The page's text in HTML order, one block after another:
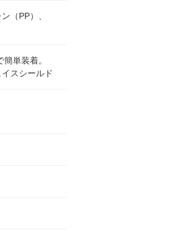
（PP）、
単装着。
スシールド